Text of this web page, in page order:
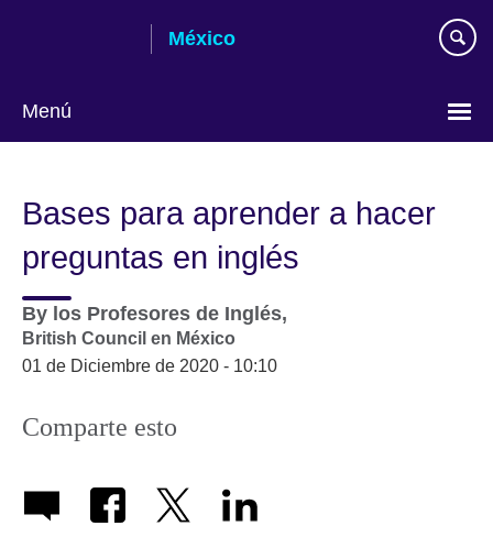
México
Menú
language
Bases para aprender a hacer
preguntas en inglés
By los Profesores de Inglés,
British Council en México
01 de Diciembre de 2020 - 10:10
Comparte esto